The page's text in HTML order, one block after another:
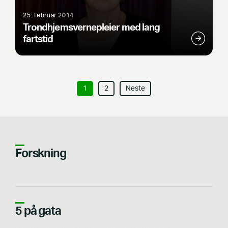
25. februar 2014
Trondhjemsvernepleier med lang
fartstid
e
g
a
v
1 2 Neste
Forskning
5 på gata